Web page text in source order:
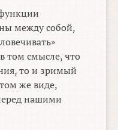
между собой,
том смысле, что
то и зримый
же виде,
нашими